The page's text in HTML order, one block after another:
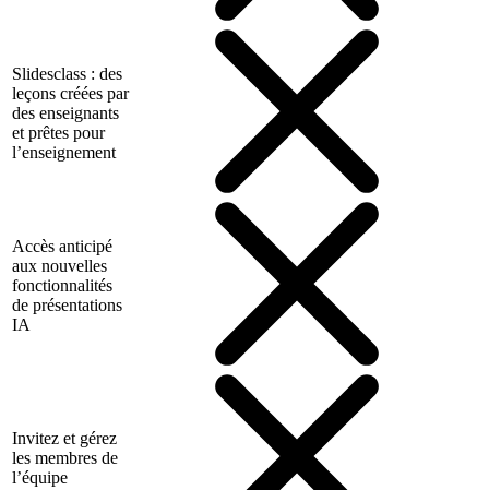
Slidesclass : des
leçons créées par
des enseignants
et prêtes pour
l’enseignement
Accès anticipé
aux nouvelles
fonctionnalités
de présentations
IA
Invitez et gérez
les membres de
l’équipe